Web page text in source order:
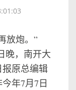
放炮。”
，南开大
原总编辑
年7月7日